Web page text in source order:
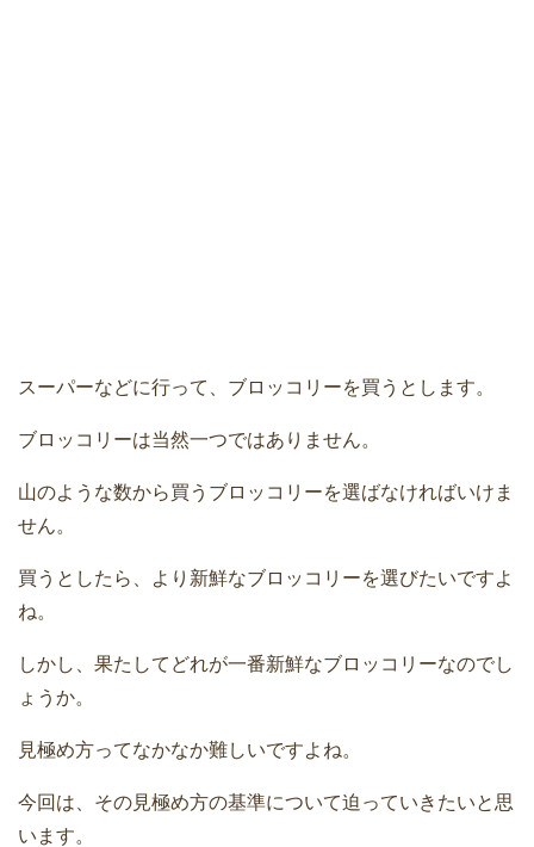
スーパーなどに行って、ブロッコリーを買うとします。
ブロッコリーは当然一つではありません。
山のような数から買うブロッコリーを選ばなければいけま
せん。
買うとしたら、より新鮮なブロッコリーを選びたいですよ
ね。
しかし、果たしてどれが一番新鮮なブロッコリーなのでし
ょうか。
見極め方ってなかなか難しいですよね。
今回は、その見極め方の基準について迫っていきたいと思
います。